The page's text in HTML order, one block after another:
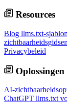
Resources
Blog llms.txt-
zichtbaarheidsgidsen
Privacybeleid
Oplossingen
AI-
ChatGPT llms.txt